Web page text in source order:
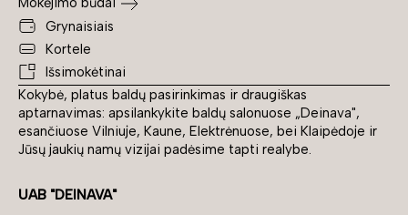
Kokybė, platus baldų pasirinkimas ir draugiškas
aptarnavimas: apsilankykite baldų salonuose „Deinava",
esančiuose Vilniuje, Kaune, Elektrėnuose, bei Klaipėdoje ir
Jūsų jaukių namų vizijai padėsime tapti realybe.
UAB "DEINAVA"
Grynaisiais
Kortele
Išsimokėtinai